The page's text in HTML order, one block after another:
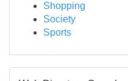
Shopping
Society
Sports